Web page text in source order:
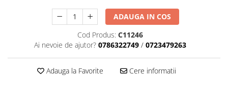
Cricuri bicicleta
Aparatori noroi bicicleta
Suport bicicleta
Lumini bicicleta
Computer bicicleta
ADAUGA IN COS
Cod Produs: C11246
Ai nevoie de ajutor? 0786322749 / 0723479263
Adauga la Favorite Cere informatii